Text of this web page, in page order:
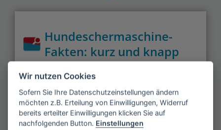
Hundeschermaschine-
Fakten: kurz und knapp
werden und nicht jede Maschine eignet
sich für jede Rasse, weswegen Sie ein
paar Vorabüberlegungen durchgehen
Wir nutzen Cookies
Sofern Sie Ihre Datenschutzeinstellungen ändern
möchten z.B. Erteilung von Einwilligungen, Widerruf
bereits erteilter Einwilligungen klicken Sie auf
nachfolgenden Button. Einstellungen